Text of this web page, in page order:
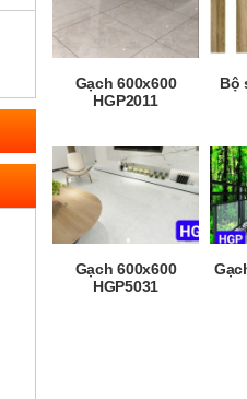
Gạch 600x600
HGP2011
Bộ
Gạch 600x600
HGP5031